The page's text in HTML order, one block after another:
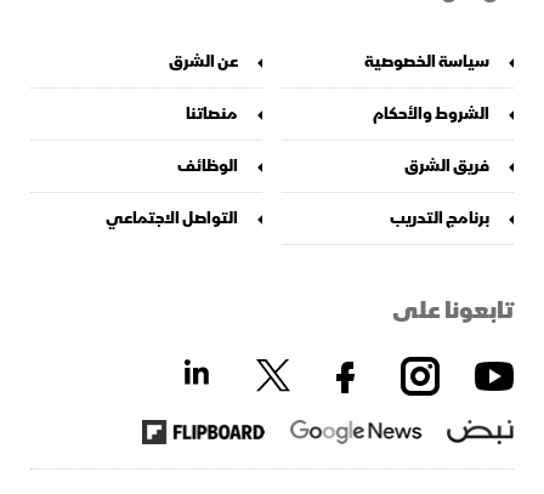
سياسة الخصوصية
عن الشرق
الشروط والأحكام
منصاتنا
فريق الشرق
الوظائف
برنامج التدريب
التواصل الاجتماعي
تابعونا على